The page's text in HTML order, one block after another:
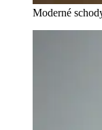
Moderné